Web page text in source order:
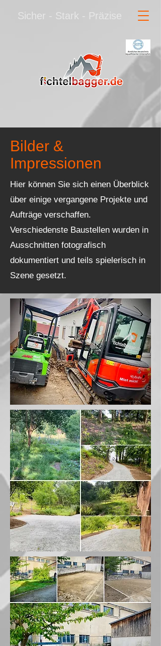
Sicher - Stark - Präzise
Bilder &
Impressionen
Hier können Sie sich einen Überblick
über einige vergangene Projekte und
Aufträge verschaffen.
Verschiedenste Baustellen wurden in
Ausschnitten fotografisch
dokumentiert und teils spielerisch in
Szene gesetzt.